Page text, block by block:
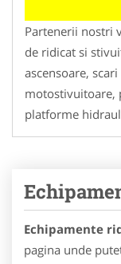
Partenerii nostri
de ridicat si
ascensoare,
motostivuitoare,
platforme
Echipamente
pagina unde